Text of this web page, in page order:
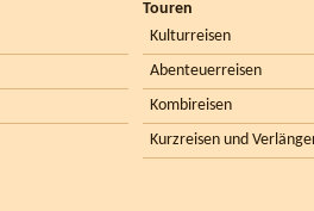
Touren
Kulturreisen
Abenteuerreisen
Kombireisen
Kurzreisen und